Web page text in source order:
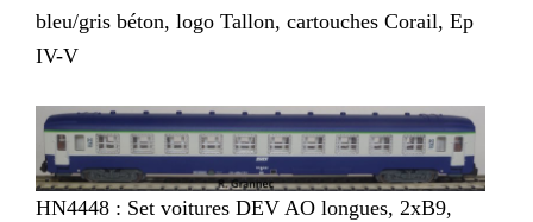
bleu/gris béton, logo Tallon, cartouches Corail, Ep
IV-V
HN4448 : Set voitures DEV AO longues, 2xB9,